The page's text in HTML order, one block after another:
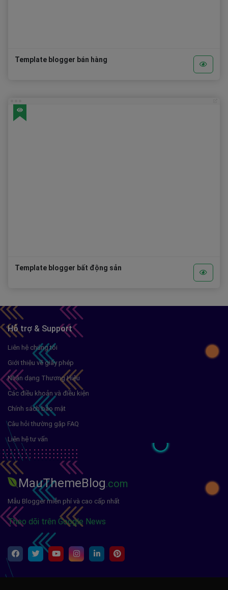
Template blogger bán hàng
Template blogger bất động sản
Hỗ trợ & Support
Liên hệ chúng tôi
Giới thiệu về giấy phép
Nhận dạng Thương Hiệu
Các điều khoản và điều kiện
Chính sách bảo mật
Câu hỏi thường gặp FAQ
Liên hệ tư vấn
MauThemeBlog.com
Mẫu Blogger miễn phí và cao cấp nhất
Theo dõi trên Google News